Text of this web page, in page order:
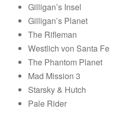
Gilligan’s Insel
Gilligan’s Planet
The Rifleman
Westlich von Santa Fe
The Phantom Planet
Mad Mission 3
Starsky & Hutch
Pale Rider